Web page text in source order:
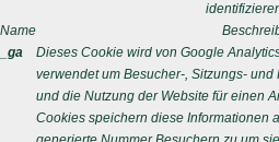
Name
_ga
Dieses Cookie wird von Google
verwendet um Besucher-, Sitzungs-
und die Nutzung der Website für einen
Cookies speichern diese Informationen